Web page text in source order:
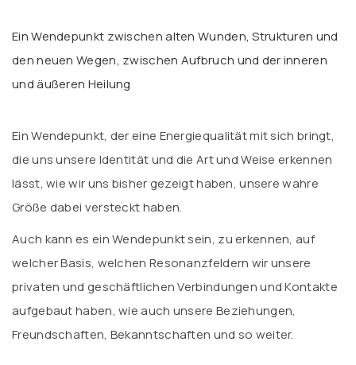
Ein Wendepunkt zwischen alten Wunden, Strukturen und
den neuen Wegen, zwischen Aufbruch und der inneren
und äußeren Heilung
Ein Wendepunkt, der eine Energiequalität mit sich bringt,
die uns unsere Identität und die Art und Weise erkennen
lässt, wie wir uns bisher gezeigt haben, unsere wahre
Größe dabei versteckt haben.
Auch kann es ein Wendepunkt sein, zu erkennen, auf
welcher Basis, welchen Resonanzfeldern wir unsere
privaten und geschäftlichen Verbindungen und Kontakte
aufgebaut haben, wie auch unsere Beziehungen,
Freundschaften, Bekanntschaften und so weiter.